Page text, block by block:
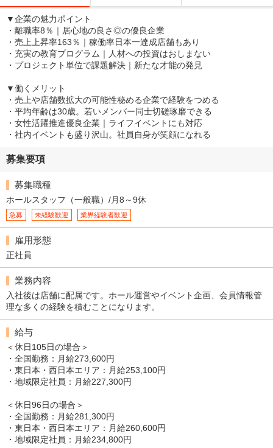
▼企業の魅力ポイント
・離職率8％｜居心地の良さ◎の優良企業
・売上上昇率163％｜稼働率日本一達成店舗もあり
・充実の教育プログラム｜人材への投資はおしまない
・プロジェクト単位で課題解決｜新たな才能の発見
▼働くメリット
・売上や店舗数拡大の可能性秘める企業で経験をつめる
・平均年齢は30歳。若いメンバー同士切磋琢磨できる
・女性活躍推進優良企業｜ライフイベントにも対応
・社内イベントも盛り沢山。社員自身が笑顔になれる
募集要項
募集職種
ホールスタッフ（一般職）/月8～9休
急募 未経験歓迎 業界経験者歓迎
雇用形態
正社員
業務内容
入社後は店舗に配属です。ホール運営やイベント企画、会員情報管
理な多くの経験を積むことになります。
給与
＜休日105日の場合＞
・全国勤務：月給273,600円
・東日本・西日本エリア：月給253,100円
・地域限定社員：月給227,300円
＜休日96日の場合＞
・全国勤務：月給281,300円
・東日本・西日本エリア：月給260,600円
・地域限定社員：月給234,800円